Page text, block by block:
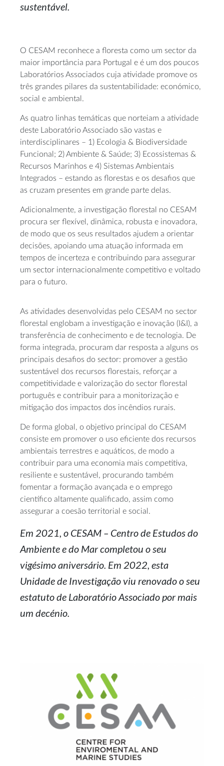
sustentável.
O CESAM reconhece a floresta como um sector da
maior importância para Portugal e é um dos poucos
Laboratórios Associados cuja atividade promove os
três grandes pilares da sustentabilidade: económico,
social e ambiental.
As quatro linhas temáticas que norteiam a atividade
deste Laboratório Associado são vastas e
interdisciplinares – 1) Ecologia & Biodiversidade
Funcional; 2) Ambiente & Saúde; 3) Ecossistemas &
Recursos Marinhos e 4) Sistemas Ambientais
Integrados – estando as florestas e os desafios que
as cruzam presentes em grande parte delas.
Adicionalmente, a investigação florestal no CESAM
procura ser flexível, dinâmica, robusta e inovadora,
de modo que os seus resultados ajudem a orientar
decisões, apoiando uma atuação informada em
tempos de incerteza e contribuindo para assegurar
um sector internacionalmente competitivo e voltado
para o futuro.
As atividades desenvolvidas pelo CESAM no sector
florestal englobam a investigação e inovação (I&I), a
transferência de conhecimento e de tecnologia. De
forma integrada, procuram dar resposta a alguns os
principais desafios do sector: promover a gestão
sustentável dos recursos florestais, reforçar a
competitividade e valorização do sector florestal
português e contribuir para a monitorização e
mitigação dos impactos dos incêndios rurais.
De forma global, o objetivo principal do CESAM
consiste em promover o uso eficiente dos recursos
ambientais terrestres e aquáticos, de modo a
contribuir para uma economia mais competitiva,
resiliente e sustentável, procurando também
fomentar a formação avançada e o emprego
científico altamente qualificado, assim como
assegurar a coesão territorial e social.
Em 2021, o CESAM – Centro de Estudos do
Ambiente e do Mar completou o seu
vigésimo aniversário. Em 2022, esta
Unidade de Investigação viu renovado o seu
estatuto de Laboratório Associado por mais
um decénio.